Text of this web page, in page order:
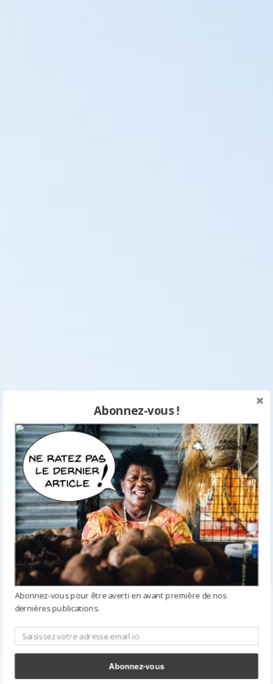
Abonnez-vous !
Abonnez-vous pour être averti en avant première de nos
dernières publications.
Abonnez-vous